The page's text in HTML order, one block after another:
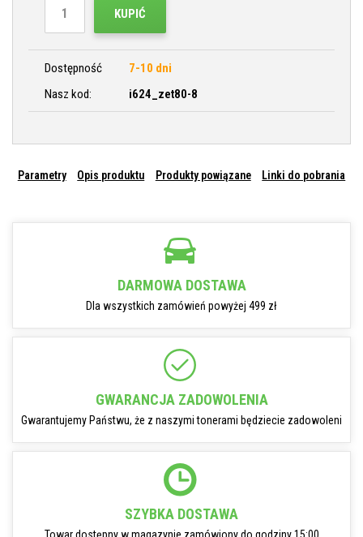
KUPIĆ
Dostępność
7-10 dni
Nasz kod:
i624_zet80-8
Parametry Opis produktu Produkty powiązane Linki do pobrania
DARMOWA DOSTAWA
Dla wszystkich zamówień powyżej 499 zł
GWARANCJA ZADOWOLENIA
Gwarantujemy Państwu, że z naszymi tonerami będziecie zadowoleni
SZYBKA DOSTAWA